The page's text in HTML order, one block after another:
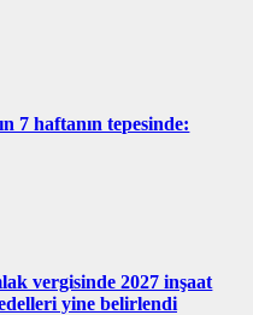
7 haftanın tepesinde:
vergisinde 2027 inşaat
yine belirlendi